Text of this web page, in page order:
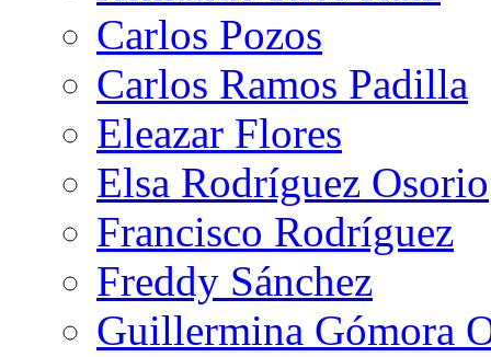
Carlos Pozos
Carlos Ramos Padilla
Eleazar Flores
Elsa Rodríguez Osorio
Francisco Rodríguez
Freddy Sánchez
Guillermina Gómora